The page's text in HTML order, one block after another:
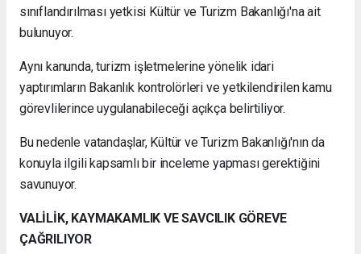
sınıflandırılması yetkisi Kültür ve Turizm Bakanlığı'na ait
bulunuyor.
Aynı kanunda, turizm işletmelerine yönelik idari
yaptırımların Bakanlık kontrolörleri ve yetkilendirilen kamu
görevlilerince uygulanabileceği açıkça belirtiliyor.
Bu nedenle vatandaşlar, Kültür ve Turizm Bakanlığı'nın da
konuyla ilgili kapsamlı bir inceleme yapması gerektiğini
savunuyor.
VALİLİK, KAYMAKAMLIK VE SAVCILIK GÖREVE
ÇAĞRILIYOR